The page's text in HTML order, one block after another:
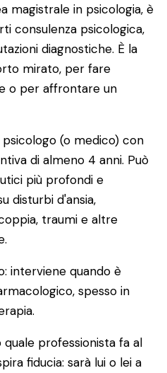
magistrale in psicologia, è
consulenza psicologica,
diagnostiche. È la
mirato, per fare
o per affrontare un
psicologo (o medico) con
di almeno 4 anni. Può
più profondi e
disturbi d'ansia,
traumi e altre
interviene quando è
spesso in
professionista fa al
fiducia: sarà lui o lei a